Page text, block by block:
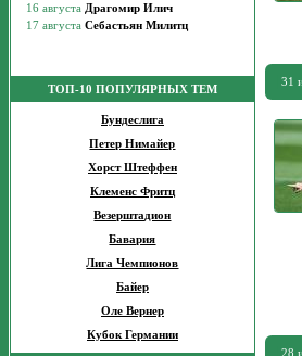
ТОП-10 ПОПУЛЯРНЫХ ТЕМ
Бундеслига
Петер Нимайер
Хорст Штеффен
Клеменс Фритц
Везерштадион
Бавария
Лига Чемпионов
Байер
Оле Вернер
Кубок Германии
31
28